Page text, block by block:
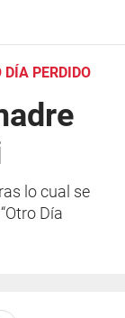
DÍA PERDIDO
lo cual se
Día